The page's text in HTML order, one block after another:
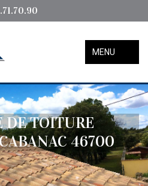
MENU
DE TOITURE
46700